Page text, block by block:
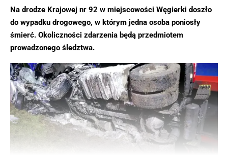
Na drodze Krajowej nr 92 w miejscowości Węgierki doszło
do wypadku drogowego, w którym jedna osoba poniosły
śmierć. Okoliczności zdarzenia będą przedmiotem
prowadzonego śledztwa.